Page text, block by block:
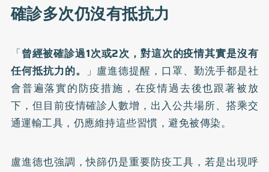
確診多次仍沒有抵抗力
「曾經被確診過1次或2次，對這次的疫情其實是沒有
任何抵抗力的。
」盧進德提醒，口罩、勤洗手都是社
會普遍落實的防疫措施，在疫情過去後也跟著被放
下，但目前疫情確診人數增，出入公共場所、搭乘交
通運輸工具，仍應維持這些習慣，避免被傳染。
盧進德也強調，快篩仍是重要防疫工具，若是出現呼